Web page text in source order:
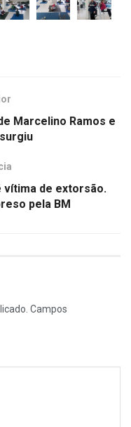
Marcelino Ramos e
vítima de extorsão.
pela BM
Campos